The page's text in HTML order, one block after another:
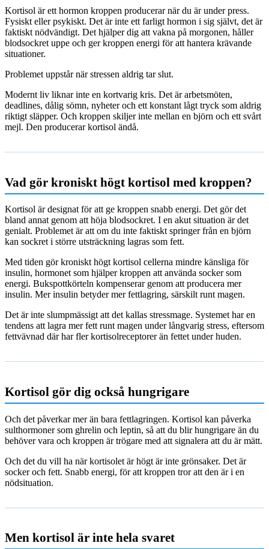
Kortisol är ett hormon kroppen producerar när du är under press.
Fysiskt eller psykiskt. Det är inte ett farligt hormon i sig självt, det är
faktiskt nödvändigt. Det hjälper dig att vakna på morgonen, håller
blodsockret uppe och ger kroppen energi för att hantera krävande
situationer.
Problemet uppstår när stressen aldrig tar slut.
Modernt liv liknar inte en kortvarig kris. Det är arbetsmöten,
deadlines, dålig sömn, nyheter och ett konstant lågt tryck som aldrig
riktigt släpper. Och kroppen skiljer inte mellan en björn och ett svårt
mejl. Den producerar kortisol ändå.
Vad gör kroniskt högt kortisol med kroppen?
Kortisol är designat för att ge kroppen snabb energi. Det gör det
bland annat genom att höja blodsockret. I en akut situation är det
genialt. Problemet är att om du inte faktiskt springer från en björn
kan sockret i större utsträckning lagras som fett.
Med tiden gör kroniskt högt kortisol cellerna mindre känsliga för
insulin, hormonet som hjälper kroppen att använda socker som
energi. Bukspottkörteln kompenserar genom att producera mer
insulin. Mer insulin betyder mer fettlagring, särskilt runt magen.
Det är inte slumpmässigt att det kallas stressmage. Systemet har en
tendens att lagra mer fett runt magen under långvarig stress, eftersom
fettvävnad där har fler kortisolreceptorer än fettet under huden.
Kortisol gör dig också hungrigare
Och det påverkar mer än bara fettlagringen. Kortisol kan påverka
sulthormoner som ghrelin och leptin, så att du blir hungrigare än du
behöver vara och kroppen är trögare med att signalera att du är mätt.
Och det du vill ha när kortisolet är högt är inte grönsaker. Det är
socker och fett. Snabb energi, för att kroppen tror att den är i en
nödsituation.
Men kortisol är inte hela svaret